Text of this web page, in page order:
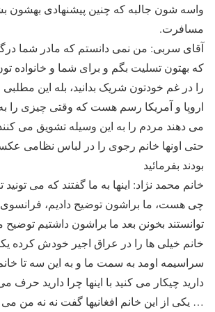
واسه شون جالبه که چنین پیشنهادی بهشون
مسافرت.
آقای سربی: من نمی دانستم که مادر شما
که بهتون تسلیت بگم و برای شما و خانواده
را در غم خودتون شریک بدانید، بله این مطلبی
اروپا و آمریکا رسم هست که وقتی چیزی را
می دهند مردم را به این وسیله تشویق می
حتی اونها خانم رجوی را در لباس نظامی
بودند بفرمائید
خانم محمد نژاد: اینها به ما گفتند که می
چی هست، ما براشون توضیح دادیم،
توانستند بخونن بعد ما براشون داشتیم توضیح
خانم خیلی ها را در عراق اجیر خودش کرده
سراسیمه اومد به سمت ما و به این سه تا
دارید چیکار می کنید با اینها چرا دارید حرف
… یکی از این خانم افغانیها گفت نه نه من